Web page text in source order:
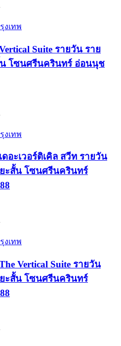
งเทพ
Suite รายวัน ราย
น โซนศรีนครินทร์ อ่อนนุช
งเทพ
อะเวอร์ติเคิล สวีท รายวัน
ะสั้น โซนศรีนครินทร์
งเทพ
Vertical Suite รายวัน
ะสั้น โซนศรีนครินทร์